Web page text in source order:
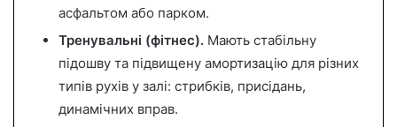
асфальтом або парком.
Тренувальні (фітнес). Мають стабільну
підошву та підвищену амортизацію для різних
типів рухів у залі: стрибків, присідань,
динамічних вправ.